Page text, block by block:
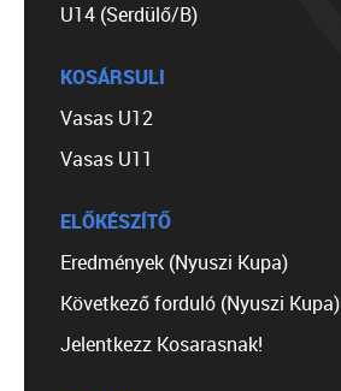
U14 (Serdülő/B)
KOSÁRSULI
Vasas U12
Vasas U11
ELŐKÉSZÍTŐ
Eredmények (Nyuszi Kupa)
Következő forduló (Nyuszi Kupa)
Jelentkezz Kosarasnak!